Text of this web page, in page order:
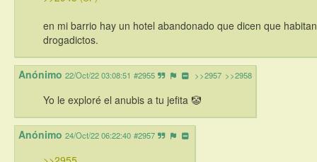
en mi barrio hay un hotel abandonado que dicen que
drogadictos.
Anónimo 22/Oct/22 03:08:51 #2955 >>2957 >>2958
Yo le exploré el anubis a tu jefita 🤡
Anónimo 24/Oct/22 06:22:40 #2957